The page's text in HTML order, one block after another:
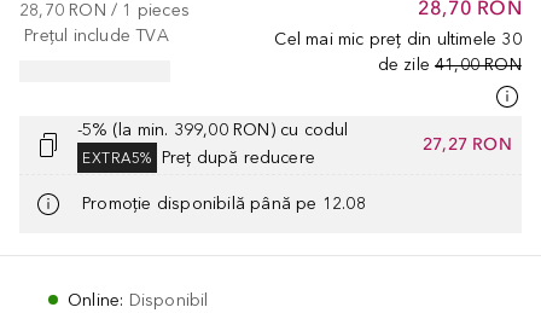
28,70 RON
Cel mai mic preț din ultimele 30
de zile 41,00 RON
28,70 RON / 1 pieces
Prețul include TVA
-5% (la min. 399,00 RON) cu codul
EXTRA5% Preț după reducere
27,27 RON
Promoție disponibilă până pe 12.08
Online: Disponibil